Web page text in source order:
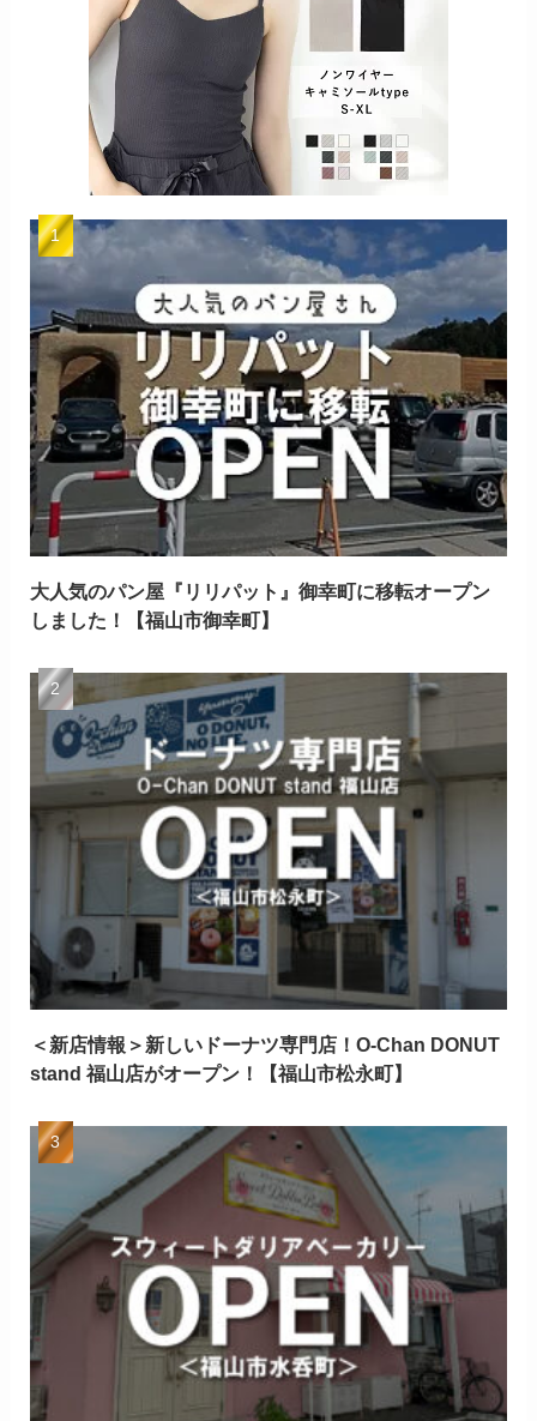
大人気のパン屋『リリパット』御幸町に移転オープン
しました！【福山市御幸町】
＜新店情報＞新しいドーナツ専門店！O-Chan DONUT
stand 福山店がオープン！【福山市松永町】